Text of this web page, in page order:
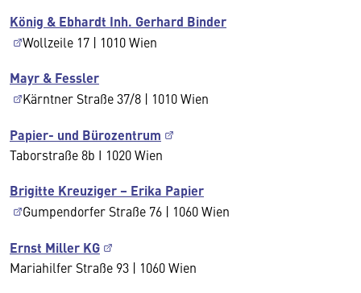
König & Ebhardt Inh. Gerhard Binder
Wollzeile 17 | 1010 Wien
Mayr & Fessler
Kärntner Straße 37/8 | 1010 Wien
Papier- und Bürozentrum
Taborstraße 8b I 1020 Wien
Brigitte Kreuziger – Erika Papier
Gumpendorfer Straße 76 | 1060 Wien
Ernst Miller KG
Mariahilfer Straße 93 | 1060 Wien